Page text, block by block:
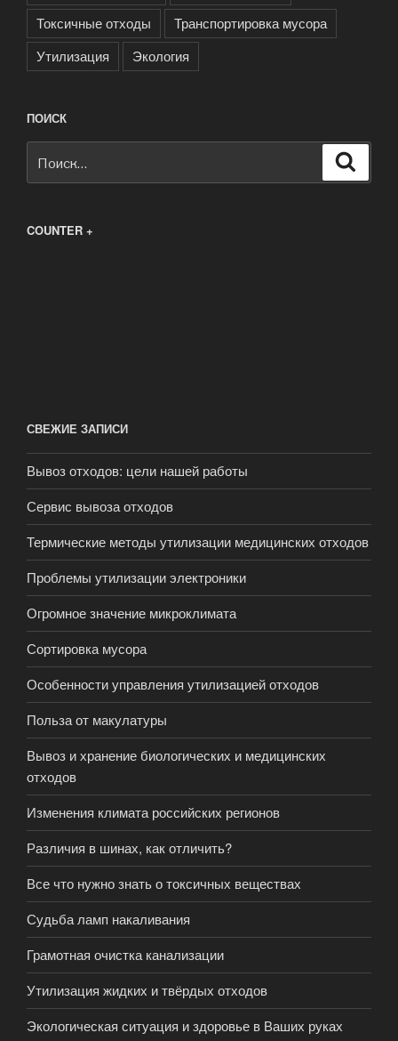
Токсичные отходы
Транспортировка мусора
Утилизация
Экология
ПОИСК
COUNTER +
СВЕЖИЕ ЗАПИСИ
Вывоз отходов: цели нашей работы
Сервис вывоза отходов
Термические методы утилизации медицинских отходов
Проблемы утилизации электроники
Огромное значение микроклимата
Сортировка мусора
Особенности управления утилизацией отходов
Польза от макулатуры
Вывоз и хранение биологических и медицинских
отходов
Изменения климата российских регионов
Различия в шинах, как отличить?
Все что нужно знать о токсичных веществах
Судьба ламп накаливания
Грамотная очистка канализации
Утилизация жидких и твёрдых отходов
Экологическая ситуация и здоровье в Ваших руках